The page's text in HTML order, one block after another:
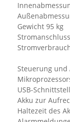
Gewicht 95 kg
Steuerung
USB-
Akku zur
Haltezeit des